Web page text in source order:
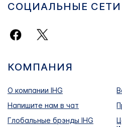
СОЦИАЛЬНЫЕ СЕТИ
КОМПАНИЯ
О компании IHG
Напишите нам в чат
Глобальные брэнды IHG